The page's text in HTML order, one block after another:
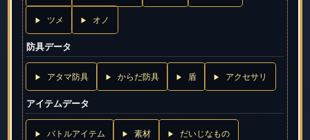
ツメ オノ
防具データ
アタマ防具 からだ防具 盾 アクセサリ
アイテムデータ
バトルアイテム 素材 だいじなもの